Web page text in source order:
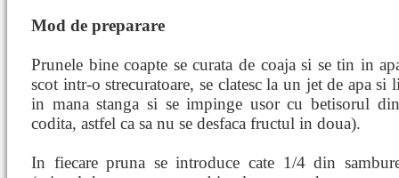
Mod de preparare
Prunele bine coapte se curata de coaja si se tin in
scot intr-o strecuratoare, se clatesc la un jet de apa
in mana stanga si se impinge usor cu betisorul
codita, astfel ca sa nu se desfaca fructul in doua).
In fiecare pruna se introduce cate 1/4 din